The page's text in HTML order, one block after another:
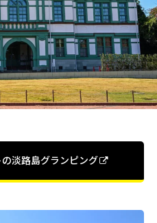
淡路島グランピング